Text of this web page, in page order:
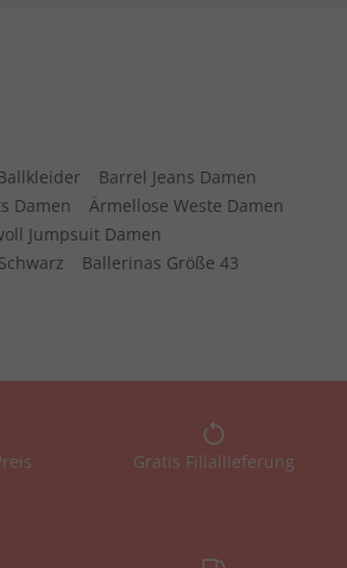
Barrel Jeans Damen
Damen
Ärmellose Weste Damen
Jumpsuit Damen
Ballerinas Größe 43
Gratis Filiallieferung